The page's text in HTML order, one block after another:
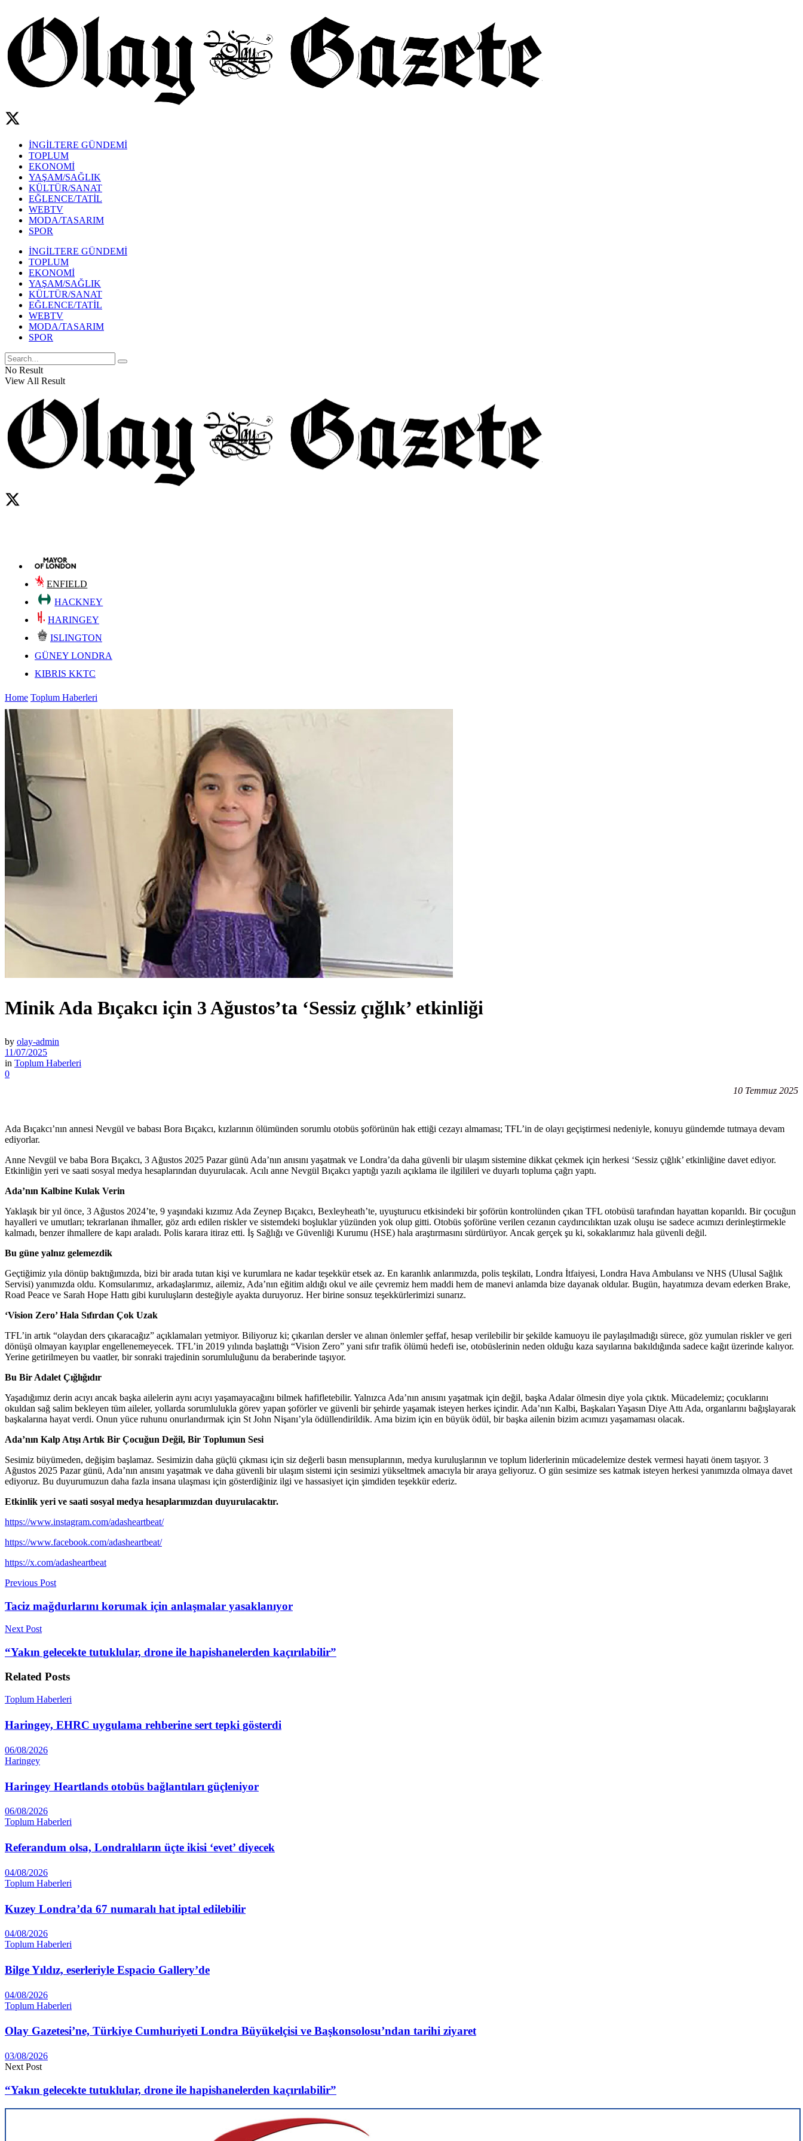
İNGİLTERE GÜNDEMİ
TOPLUM
EKONOMİ
YAŞAM/SAĞLIK
KÜLTÜR/SANAT
EĞLENCE/TATİL
WEBTV
MODA/TASARIM
SPOR
İNGİLTERE GÜNDEMİ
TOPLUM
EKONOMİ
YAŞAM/SAĞLIK
KÜLTÜR/SANAT
EĞLENCE/TATİL
WEBTV
MODA/TASARIM
SPOR
No Result
View All Result
ENFIELD
HACKNEY
HARINGEY
ISLINGTON
GÜNEY LONDRA
KIBRIS KKTC
Home Toplum Haberleri
Minik Ada Bıçakcı için 3 Ağustos’ta ‘Sessiz çığlık’ etkinliği
by olay-admin
11/07/2025
in Toplum Haberleri
0
10 Temmuz 2025
Ada Bıçakcı’nın annesi Nevgül ve babası Bora Bıçakcı, kızlarının ölümünden sorumlu otobüs şoförünün hak ettiği cezayı almaması; TFL’in de olayı geçiştirmesi nedeniyle, konuyu gündemde tutmaya devam
ediyorlar.
Anne Nevgül ve baba Bora Bıçakcı, 3 Ağustos 2025 Pazar günü Ada’nın anısını yaşatmak ve Londra’da daha güvenli bir ulaşım sistemine dikkat çekmek için herkesi ‘Sessiz çığlık’ etkinliğine davet ediyor.
Etkinliğin yeri ve saati sosyal medya hesaplarından duyurulacak. Acılı anne Nevgül Bıçakcı yaptığı yazılı açıklama ile ilgilileri ve duyarlı topluma çağrı yaptı.
Ada’nın Kalbine Kulak Verin
Yaklaşık bir yıl önce, 3 Ağustos 2024’te, 9 yaşındaki kızımız Ada Zeynep Bıçakcı, Bexleyheath’te, uyuşturucu etkisindeki bir şoförün kontrolünden çıkan TFL otobüsü tarafından hayattan koparıldı. Bir çocuğun
hayalleri ve umutları; tekrarlanan ihmaller, göz ardı edilen riskler ve sistemdeki boşluklar yüzünden yok olup gitti. Otobüs şoförüne verilen cezanın caydırıcılıktan uzak oluşu ise sadece acımızı derinleştirmekle
kalmadı, benzer ihmallere de kapı araladı. Polis karara itiraz etti. İş Sağlığı ve Güvenliği Kurumu (HSE) hala araştırmasını sürdürüyor. Ancak gerçek şu ki, sokaklarımız hala güvenli değil.
Bu güne yalnız gelemezdik
Geçtiğimiz yıla dönüp baktığımızda, bizi bir arada tutan kişi ve kurumlara ne kadar teşekkür etsek az. En karanlık anlarımızda, polis teşkilatı, Londra İtfaiyesi, Londra Hava Ambulansı ve NHS (Ulusal Sağlık
Servisi) yanımızda oldu. Komsularımız, arkadaşlarımız, ailemiz, Ada’nın eğitim aldığı okul ve aile çevremiz hem maddi hem de manevi anlamda bize dayanak oldular. Bugün, hayatımıza devam ederken Brake,
Road Peace ve Sarah Hope Hattı gibi kuruluşların desteğiyle ayakta duruyoruz. Her birine sonsuz teşekkürlerimizi sunarız.
‘Vision Zero’ Hala Sıfırdan Çok Uzak
TFL’in artık “olaydan ders çıkaracağız” açıklamaları yetmiyor. Biliyoruz ki; çıkarılan dersler ve alınan önlemler şeffaf, hesap verilebilir bir şekilde kamuoyu ile paylaşılmadığı sürece, göz yumulan riskler ve geri
dönüşü olmayan kayıplar engellenemeyecek. TFL’in 2019 yılında başlattığı “Vision Zero” yani sıfır trafik ölümü hedefi ise, otobüslerinin neden olduğu kaza sayılarına bakıldığında sadece kağıt üzerinde kalıyor.
Yerine getirilmeyen bu vaatler, bir sonraki trajedinin sorumluluğunu da beraberinde taşıyor.
Bu Bir Adalet Çığlığıdır
Yaşadığımız derin acıyı ancak başka ailelerin aynı acıyı yaşamayacağını bilmek hafifletebilir. Yalnızca Ada’nın anısını yaşatmak için değil, başka Adalar ölmesin diye yola çıktık. Mücadelemiz; çocuklarını
okuldan sağ salim bekleyen tüm aileler, yollarda sorumlulukla görev yapan şoförler ve güvenli bir şehirde yaşamak isteyen herkes içindir. Ada’nın Kalbi, Başkaları Yaşasın Diye Attı Ada, organlarını bağışlayarak
başkalarına hayat verdi. Onun yüce ruhunu onurlandırmak için St John Nişanı’yla ödüllendirildik. Ama bizim için en büyük ödül, bir başka ailenin bizim acımızı yaşamaması olacak.
Ada’nın Kalp Atışı Artık Bir Çocuğun Değil, Bir Toplumun Sesi
Sesimiz büyümeden, değişim başlamaz. Sesimizin daha güçlü çıkması için siz değerli basın mensuplarının, medya kuruluşlarının ve toplum liderlerinin mücadelemize destek vermesi hayati önem taşıyor. 3
Ağustos 2025 Pazar günü, Ada’nın anısını yaşatmak ve daha güvenli bir ulaşım sistemi için sesimizi yükseltmek amacıyla bir araya geliyoruz. O gün sesimize ses katmak isteyen herkesi yanımızda olmaya davet
ediyoruz. Bu duyurumuzun daha fazla insana ulaşması için gösterdiğiniz ilgi ve hassasiyet için şimdiden teşekkür ederiz.
Etkinlik yeri ve saati sosyal medya hesaplarımızdan duyurulacaktır.
https://www.instagram.com/adasheartbeat/
https://www.facebook.com/adasheartbeat/
https://x.com/adasheartbeat
Previous Post
Taciz mağdurlarını korumak için anlaşmalar yasaklanıyor
Next Post
“Yakın gelecekte tutuklular, drone ile hapishanelerden kaçırılabilir”
Related Posts
Toplum Haberleri
Haringey, EHRC uygulama rehberine sert tepki gösterdi
06/08/2026
Haringey
Haringey Heartlands otobüs bağlantıları güçleniyor
06/08/2026
Toplum Haberleri
Referandum olsa, Londralıların üçte ikisi ‘evet’ diyecek
04/08/2026
Toplum Haberleri
Kuzey Londra’da 67 numaralı hat iptal edilebilir
04/08/2026
Toplum Haberleri
Bilge Yıldız, eserleriyle Espacio Gallery’de
04/08/2026
Toplum Haberleri
Olay Gazetesi’ne, Türkiye Cumhuriyeti Londra Büyükelçisi ve Başkonsolosu’ndan tarihi ziyaret
03/08/2026
Next Post
“Yakın gelecekte tutuklular, drone ile hapishanelerden kaçırılabilir”